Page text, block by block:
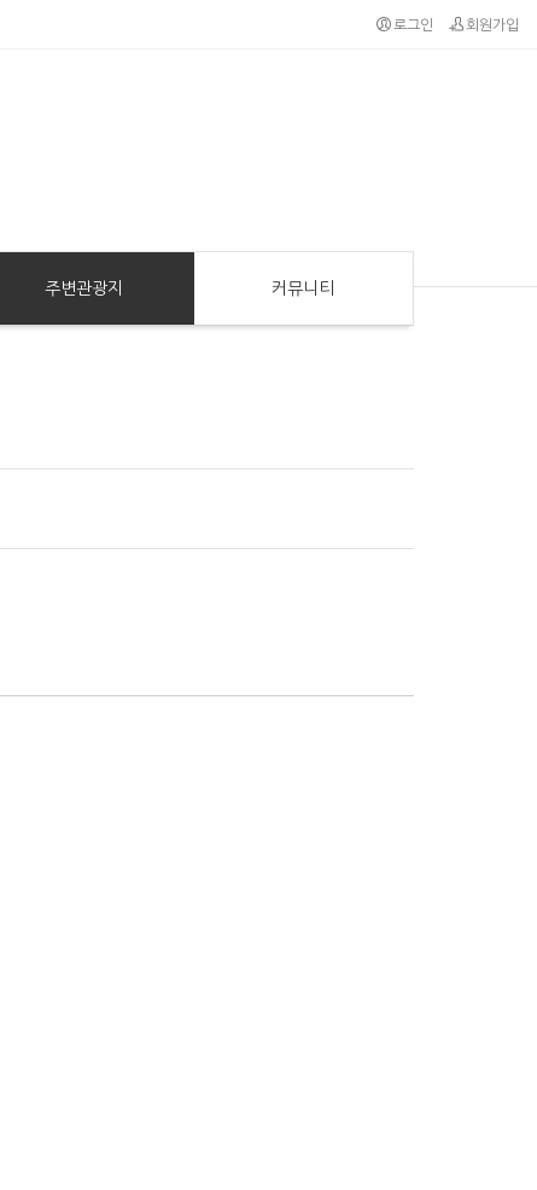
로그인 회원가입
주변관광지 커뮤니티